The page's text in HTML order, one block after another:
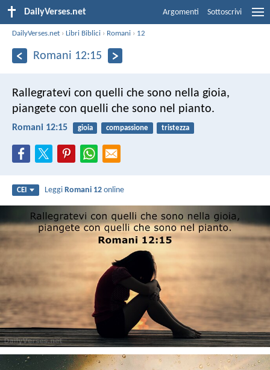
DailyVerses.net Argomenti Sottoscrivi
DailyVerses.net ›Libri Biblici › Romani › 12
Romani 12:15
Rallegratevi con quelli che sono nella gioia,
piangete con quelli che sono nel pianto.
Romani 12:15 gioia compassione tristezza
CEI LeggiRomani 12 online